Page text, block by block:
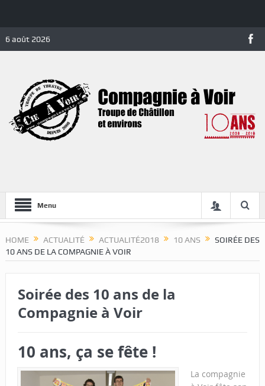
6 août 2026
Menu
HOME ACTUALITÉ ACTUALITÉ2018 10 ANS
SOIRÉE DES
10 ANS DE LA COMPAGNIE À VOIR
Soirée des 10 ans de la
Compagnie à Voir
10 ans, ça se fête !
La compagnie